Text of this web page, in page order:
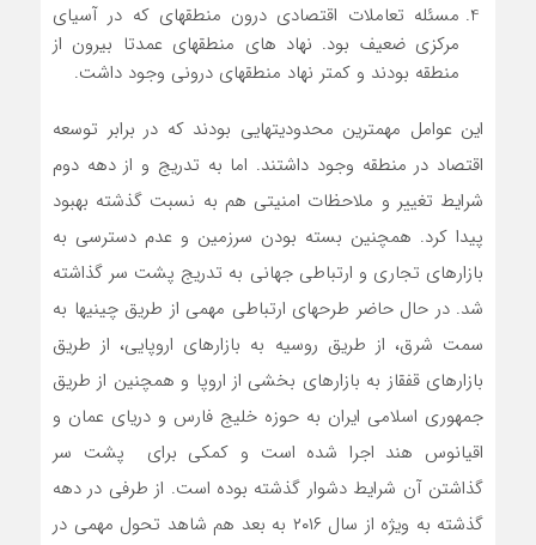
مسئله تعاملات اقتصادی درون منطقه­ای که در آسیای
مرکزی ضعیف بود. نهاد های منطقه­ای عمدتا بیرون از
منطقه بودند و کمتر نهاد منطقه­­ای درونی وجود داشت.
این عوامل مهمترین محدودیت­هایی بودند که در برابر توسعه
اقتصاد در منطقه وجود داشتند. اما به تدریج و از دهه دوم
شرایط تغییر و ملاحظات امنیتی هم به نسبت گذشته بهبود
پیدا کرد. همچنین بسته بودن سرزمین و عدم دسترسی به
بازارهای تجاری و ارتباطی جهانی به تدریج پشت سر گذاشته
شد. در حال حاضر طرح­های ارتباطی مهمی از طریق چینی­ها به
سمت شرق، از طریق روسیه به بازارهای اروپایی، از طریق
بازارهای قفقاز به بازارهای بخشی از اروپا و همچنین از طریق
جمهوری اسلامی ایران به حوزه خلیج فارس و دریای عمان و
اقیانوس هند اجرا شده است و کمکی برای پشت سر
گذاشتن آن شرایط دشوار گذشته بوده است. از طرفی در دهه
گذشته به ویژه از سال ۲۰۱۶ به بعد هم شاهد تحول مهمی در